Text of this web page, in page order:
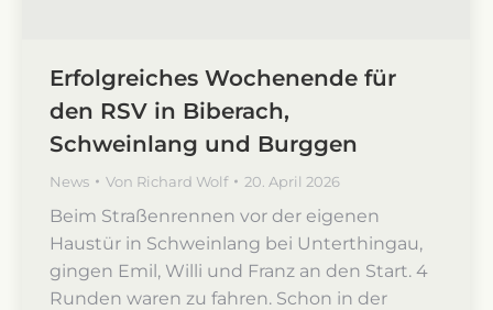
Erfolgreiches Wochenende für
den RSV in Biberach,
Schweinlang und Burggen
News Von Richard Wolf 20. April 2026
Beim Straßenrennen vor der eigenen
Haustür in Schweinlang bei Unterthingau,
gingen Emil, Willi und Franz an den Start. 4
Runden waren zu fahren. Schon in der